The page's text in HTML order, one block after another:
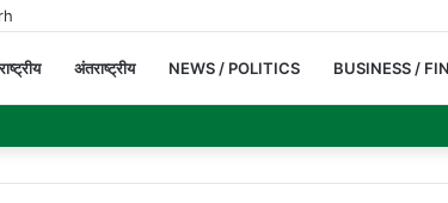
राष्ट्रीय अंतराष्ट्रीय NEWS / POLITICS BUSINESS /